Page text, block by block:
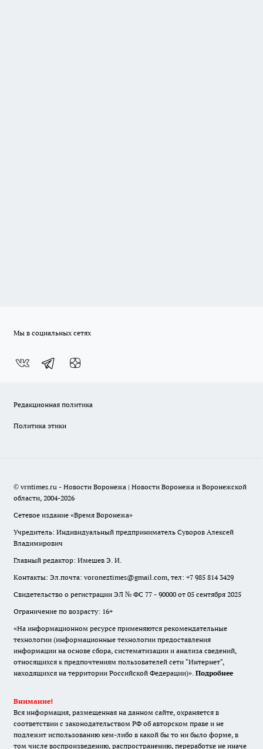
Мы в социальных сетях
Редакционная политика
Политика этики
© vrntimes.ru - Новости Воронежа | Новости Воронежа и Воронежской
области, 2004-2026
Сетевое издание «Время Воронежа»
Учредитель: Индивидуальный предприниматель Суворов Алексей
Владимирович
Главный редактор: Имешев Э. И.
Контакты: Эл.почта: voroneztimes@gmail.com, тел: +7 985 814 3429
Свидетельство о регистрации ЭЛ № ФС 77 - 90000 от 05 сентября 2025
Ограничение по возрасту: 16+
«На информационном ресурсе применяются рекомендательные
технологии (информационные технологии предоставления
информации на основе сбора, систематизации и анализа сведений,
относящихся к предпочтениям пользователей сети "Интернет",
находящихся на территории Российской Федерации)». Подробнее
Внимание!
Вся информация, размещенная на данном сайте, охраняется в
соответствии с законодательством РФ об авторском праве и не
подлежит использованию кем-либо в какой бы то ни было форме, в
том числе воспроизведению, распространению, переработке не иначе